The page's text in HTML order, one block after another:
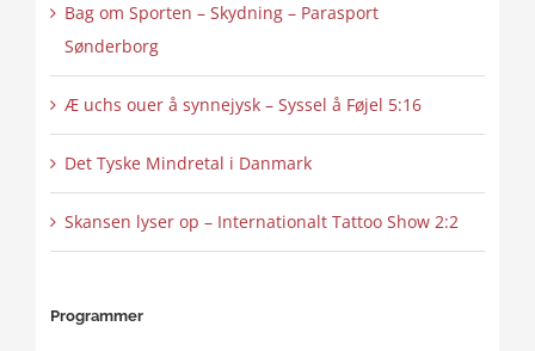
Bag om Sporten – Skydning – Parasport
Sønderborg
Æ uchs ouer å synnejysk – Syssel å Føjel 5:16
Det Tyske Mindretal i Danmark
Skansen lyser op – Internationalt Tattoo Show 2:2
Programmer